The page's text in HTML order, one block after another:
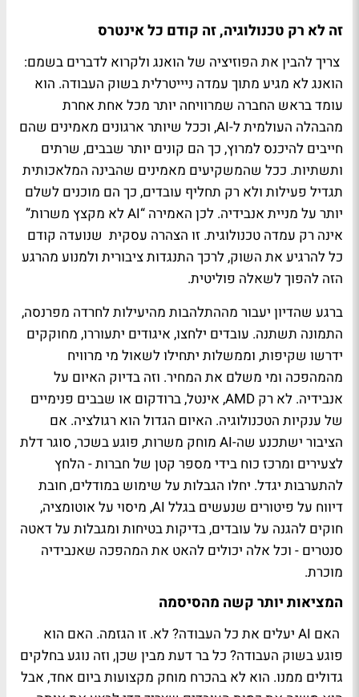
זה לא רק טכנולוגיה, זה קודם כל אינטרס
צריך להבין את הפוזיציה של הואנג ולקרוא לדברים בשמם:
הואנג לא מגיע מתוך עמדה ניייטרלית בשוק העבודה. הוא
עומד בראש החברה שמרוויחה יותר מכל אחת אחרת
מהבהלה העולמית ל-AI, וככל שיותר ארגונים מאמינים שהם
חייבים להיכנס למרוץ, כך הם קונים יותר שבבים, שרתים
ותשתיות. ככל שהמשקיעים מאמינים שהבינה המלאכותית
תגדיל פעילות ולא רק תחליף עובדים, כך הם מוכנים לשלם
יותר על מניית אנבידיה. לכן האמירה “AI לא מקצץ משרות”
אינה רק עמדה טכנולוגית. זו הצהרה עסקית שנועדה קודם
כל להרגיע את השוק, לרכך התנגדות ציבורית ולמנוע מהרגע
הזה להפוך לשאלה פוליטית.
ברגע שהדיון יעבור מההתלהבות מהיעילות לחרדה מפרנסה,
התמונה תשתנה. עובדים ילחצו, איגודים יתעוררו, מחוקקים
ידרשו שקיפות, וממשלות יתחילו לשאול מי מרוויח
מהמהפכה ומי משלם את המחיר. וזה בדיוק האיום על
אנבידיה. לא רק AMD, אינטל, ברודקום או שבבים פנימיים
של ענקיות הטכנולוגיה. האיום הגדול הוא רגולציה. אם
הציבור ישתכנע שה-AI מוחק משרות, פוגע בשכר, סוגר דלת
לצעירים ומרכז כוח בידי מספר קטן של חברות - הלחץ
להתערבות יגדל. יחלו הגבלות על שימוש במודלים, חובת
דיווח על פיטורים שנעשים בגלל AI, מיסוי על אוטומציה,
חוקים להגנה על עובדים, בדיקות בטיחות ומגבלות על דאטה
סנטרים - וכל אלה יכולים להאט את המהפכה שאנבידיה
מוכרת.
המציאות יותר קשה מהסיסמה
האם AI יעלים את כל העבודה? לא. זו הגזמה. האם הוא
פוגע בשוק העבודה? כל בר דעת מבין שכן, וזה נוגע בחלקים
גדולים ממנו. הוא לא בהכרח מוחק מקצועות ביום אחד, אבל